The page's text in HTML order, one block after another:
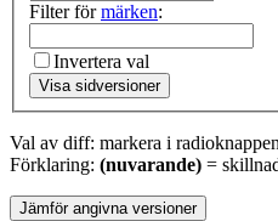
Filter förmärken:
Invertera val
Visa sidversioner
Val av diff: markera i
Förklaring: (nuvarande) =